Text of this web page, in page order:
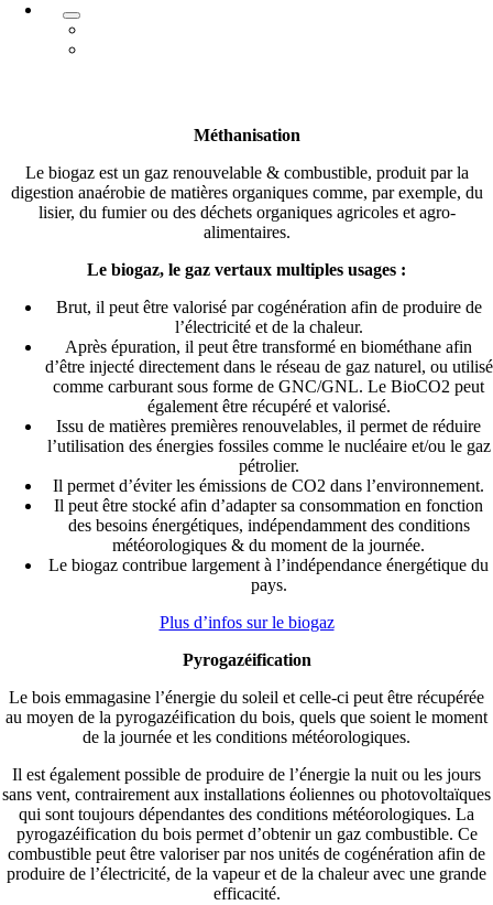
Méthanisation
Le biogaz est un gaz renouvelable & combustible, produit par la
digestion anaérobie de matières organiques comme, par exemple, du
lisier, du fumier ou des déchets organiques agricoles et agro-
alimentaires.
Le biogaz, le gaz vertaux multiples usages :
Brut, il peut être valorisé par cogénération afin de produire de
l’électricité et de la chaleur.
Après épuration, il peut être transformé en biométhane afin
d’être injecté directement dans le réseau de gaz naturel, ou utilisé
comme carburant sous forme de GNC/GNL. Le BioCO2 peut
également être récupéré et valorisé.
Issu de matières premières renouvelables, il permet de réduire
l’utilisation des énergies fossiles comme le nucléaire et/ou le gaz
pétrolier.
Il permet d’éviter les émissions de CO2 dans l’environnement.
Il peut être stocké afin d’adapter sa consommation en fonction
des besoins énergétiques, indépendamment des conditions
météorologiques & du moment de la journée.
Le biogaz contribue largement à l’indépendance énergétique du
pays.
Plus d’infos sur le biogaz
Pyrogazéification
Le bois emmagasine l’énergie du soleil et celle-ci peut être récupérée
au moyen de la pyrogazéification du bois, quels que soient le moment
de la journée et les conditions météorologiques.
Il est également possible de produire de l’énergie la nuit ou les jours
sans vent, contrairement aux installations éoliennes ou photovoltaïques
qui sont toujours dépendantes des conditions météorologiques. La
pyrogazéification du bois permet d’obtenir un gaz combustible. Ce
combustible peut être valoriser par nos unités de cogénération afin de
produire de l’électricité, de la vapeur et de la chaleur avec une grande
efficacité.